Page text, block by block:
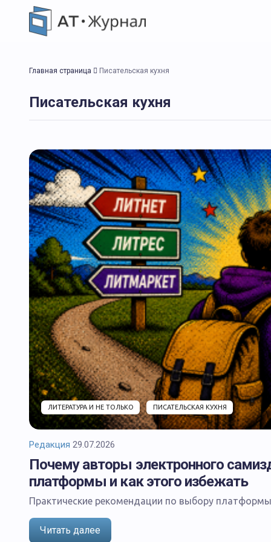
Главная страница Писательская кухня
Писательская кухня
ЛИТЕРАТУРА И НЕ ТОЛЬКО ПИСАТЕЛЬСКАЯ КУХНЯ
Редакция 29.07.2026
Почему авторы электронного
платформы и как этого избежать
Практические рекомендации по выбору
Читать далее